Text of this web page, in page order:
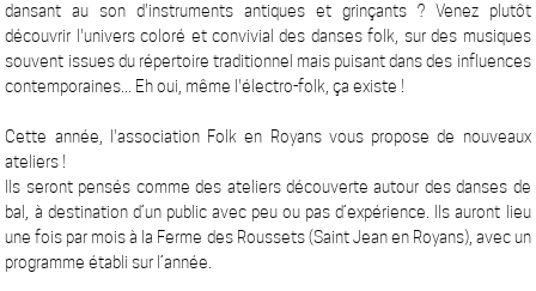
dansant au son d'instruments antiques et grinçants ? Venez plutôt
découvrir l'univers coloré et convivial des danses folk, sur des musiques
souvent issues du répertoire traditionnel mais puisant dans des influences
contemporaines... Eh oui, même l'électro-folk, ça existe !
Cette année, l'association Folk en Royans vous propose de nouveaux
ateliers !
Ils seront pensés comme des ateliers découverte autour des danses de
bal, à destination d’un public avec peu ou pas d’expérience. Ils auront lieu
une fois par mois à la Ferme des Roussets (Saint Jean en Royans), avec un
programme établi sur l’année.